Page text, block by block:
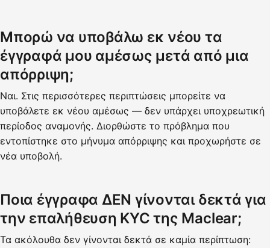
Μπορώ να υποβάλω εκ νέου τα
έγγραφά μου αμέσως μετά από μια
απόρριψη;
Ναι. Στις περισσότερες περιπτώσεις μπορείτε να
υποβάλετε εκ νέου αμέσως — δεν υπάρχει υποχρεωτική
περίοδος αναμονής. Διορθώστε το πρόβλημα που
εντοπίστηκε στο μήνυμα απόρριψης και προχωρήστε σε
νέα υποβολή.
Ποια έγγραφα ΔΕΝ γίνονται δεκτά για
την επαλήθευση KYC της Maclear;
Τα ακόλουθα δεν γίνονται δεκτά σε καμία περίπτωση: